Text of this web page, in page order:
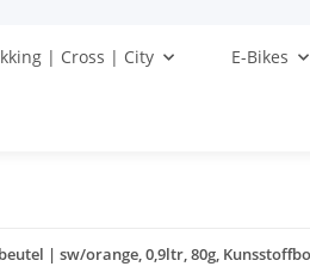
| Cross | City E-Bikes
| sw/orange, 0,9ltr, 80g,